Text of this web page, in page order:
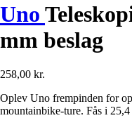
Uno
mm beslag
258,00 kr.
Oplev Uno frempinden for
mountainbike-ture. Fås i